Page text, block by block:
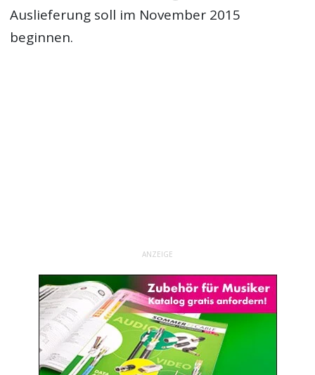
Auslieferung soll im November 2015
beginnen.
ANZEIGE